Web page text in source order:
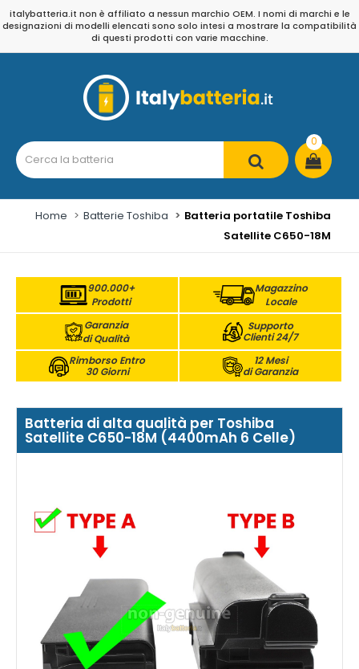
italybatteria.it non è affiliato a nessun marchio OEM. I nomi di marchi e le
designazioni di modelli elencati sono solo intesi a mostrare la compatibilità
di questi prodotti con varie macchine.
0
Home Batterie Toshiba
Batteria portatile Toshiba
Satellite C650-18M
900.000+
Prodotti
Magazzino
Locale
Garanzia
di Qualità
Supporto
Clienti 24/7
Rimborso Entro
30 Giorni
12 Mesi
di Garanzia
Batteria di alta qualità per Toshiba
Satellite C650-18M (4400mAh 6 Celle)